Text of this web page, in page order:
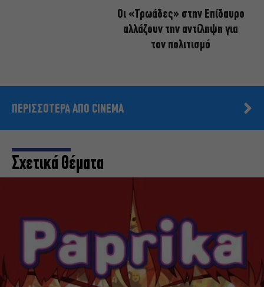
Οι «Τρωάδες» στην Επίδαυρο
αλλάζουν την αντίληψη για
τον πολιτισμό
ΠΕΡΙΣΣΟΤΕΡΑ ΑΠΟ CINEMA
Σχετικά Θέματα